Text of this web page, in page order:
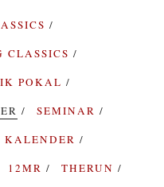
CLASSICS
POKAL
SEMINAR
KALENDER
12MR
THERUN